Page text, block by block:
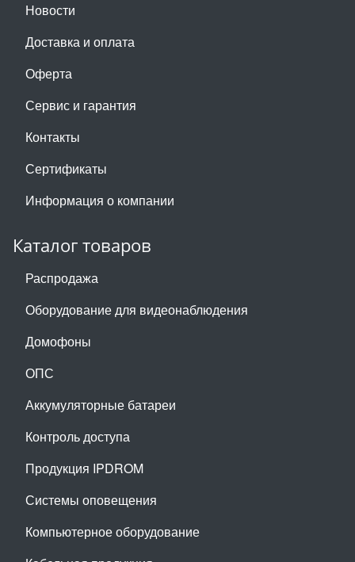
Новости
Доставка и оплата
Оферта
Сервис и гарантия
Контакты
Сертификаты
Информация о компании
Каталог товаров
Распродажа
Оборудование для видеонаблюдения
Домофоны
ОПС
Аккумуляторные батареи
Контроль доступа
Продукция IPDROM
Системы оповещения
Компьютерное оборудование